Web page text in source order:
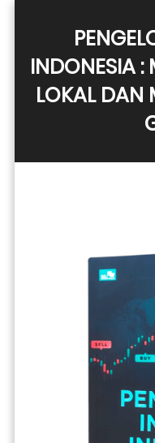
INDONESIA :
LOKAL DAN